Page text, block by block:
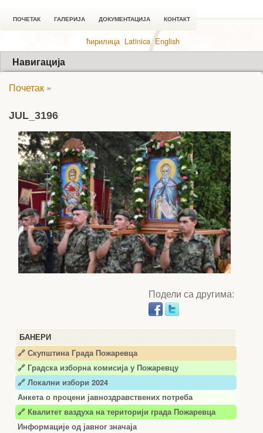
ПОЧЕТАК ГАЛЕРИЈА ДОКУМЕНТАЦИЈА КОНТАКТ
ћирилица Latinica English
Навигација
БАНЕРИ
🔗 Скупштина Града Пожаревца
🔗 Градска изборна комисија у Пожаревцу
🔗 Локални избори 2024
Анкета о процени јавноздравствених потреба
🔗 Квалитет ваздуха на територији града Пожаревца
Информације од јавног значаја
Почетак »
JUL_3196
Подели са другима: